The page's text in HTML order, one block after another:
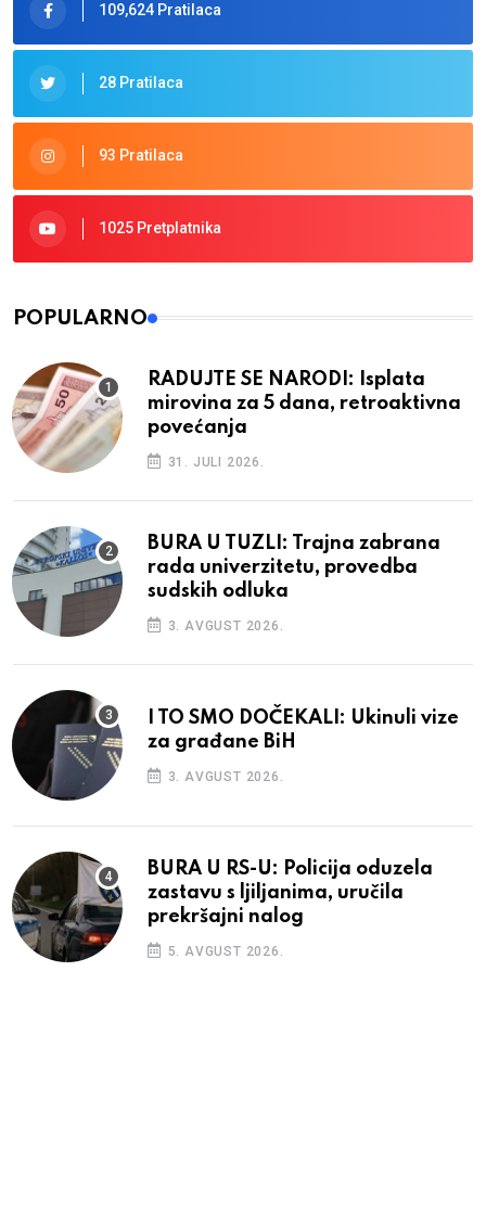
109,624 Pratilaca
28 Pratilaca
93 Pratilaca
1025 Pretplatnika
POPULARNO
RADUJTE SE NARODI: Isplata
mirovina za 5 dana, retroaktivna
povećanja
31. JULI 2026.
BURA U TUZLI: Trajna zabrana
rada univerzitetu, provedba
sudskih odluka
3. AVGUST 2026.
I TO SMO DOČEKALI: Ukinuli vize
za građane BiH
3. AVGUST 2026.
BURA U RS-U: Policija oduzela
zastavu s ljiljanima, uručila
prekršajni nalog
5. AVGUST 2026.